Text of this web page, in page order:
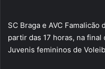
SC Braga e AVC
partir das 17 horas, na final
Juvenis femininos de